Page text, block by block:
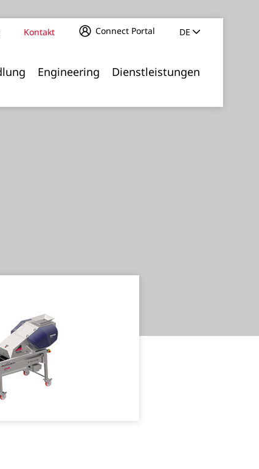
Kontakt Connect Portal DE
Engineering Dienstleistungen